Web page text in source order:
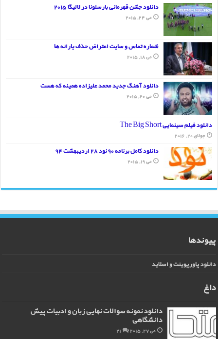
دانلود جشن قهرمانی بارسلونا در لالیگا 2015
می 24, 2015
شماره تماس و سایت اعتراض حذف یارانه ها
می 18, 2015
دانلود آهنگ جدید محمد علیزاده همینه که هست
می 20, 2015
دانلود فیلم سینمایی The Big Short
جولای 20, 2016
دانلود کامل برنامه 90 نود 28 اردیبهشت 94
می 19, 2015
پیوندها
دانلود پاورپوینت و اسلاید
داغ
دانلود نمونه سوالات نهایی زبان و ادبیات پیش
دانشگاهی
می 27, 2015 21